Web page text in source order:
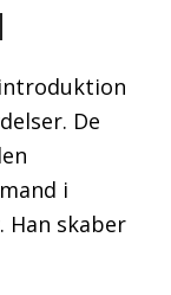
De
i
skaber